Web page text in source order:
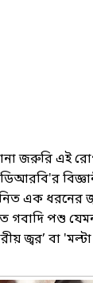
জরুরি এই
এক
গবাদি পশু
জ্বর’ বা 'মল্টা